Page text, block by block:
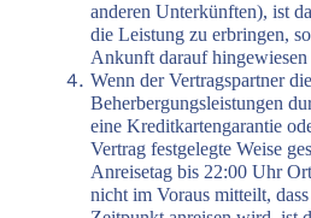
anderen Unterkünften), ist
die Leistung zu erbringen,
Ankunft darauf hingewiesen
Wenn der Vertragspartner
Beherbergungsleistungen
eine Kreditkartengarantie
Vertrag festgelegte Weise
Anreisetag bis 22:00 Uhr
nicht im Voraus mitteilt,